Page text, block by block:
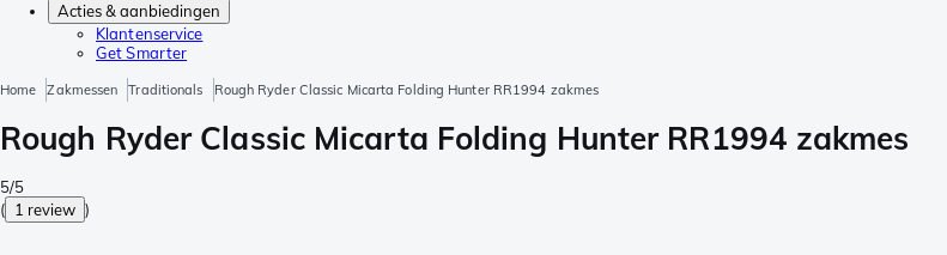
Acties & aanbiedingen
Klantenservice
Get Smarter
Home Zakmessen Traditionals Rough Ryder Classic Micarta Folding Hunter RR1994 zakmes
Rough Ryder Classic Micarta Folding Hunter RR1994 zakmes
5/5
( 1 review )